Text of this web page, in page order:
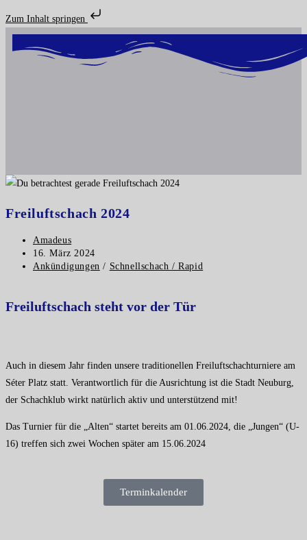
Zum Inhalt springen
Freiluftschach 2024
Amadeus
16. März 2024
Ankündigungen / Schnellschach / Rapid
Freiluftschach steht vor der Tür
Auch in diesem Jahr finden unsere traditionellen Freiluftschachturniere am
Séter Platz statt. Verantwortlich für die Ausrichtung ist die Stadt Neuburg,
der Schachklub wirkt natürlich aktiv und unterstützend mit!
Das Turnier für die „Alten“ startet bereits am 01.06.2024, die „Jungen“ (U-
16) treffen sich zwei Wochen später am 15.06.2024
Terminkalender